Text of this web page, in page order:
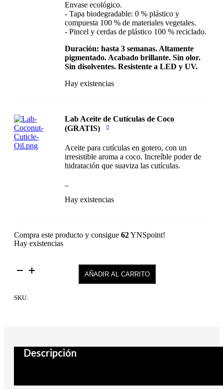
Envase ecológico.
- Tapa biodegradable: 0 % plástico y
compuesta 100 % de materiales vegetales.
- Pincel y cerdas de plástico 100 % reciclado.
Duración: hasta 3 semanas. Altamente
pigmentado. Acabado brillante. Sin olor.
Sin disolventes. Resistente a LED y UV.
Hay existencias
Lab Aceite de Cutículas de Coco
(GRATIS)
Aceite para cutículas en gotero, con un
irresistible aroma a coco. Increíble poder de
hidratación que suaviza las cutículas.
Hay existencias
Compra este producto y consigue 62YNSpoint!
Hay existencias
Coleccion
Elegance
Coco
GRATIS
AÑADIR AL CARRITO
SKU:
Descripción